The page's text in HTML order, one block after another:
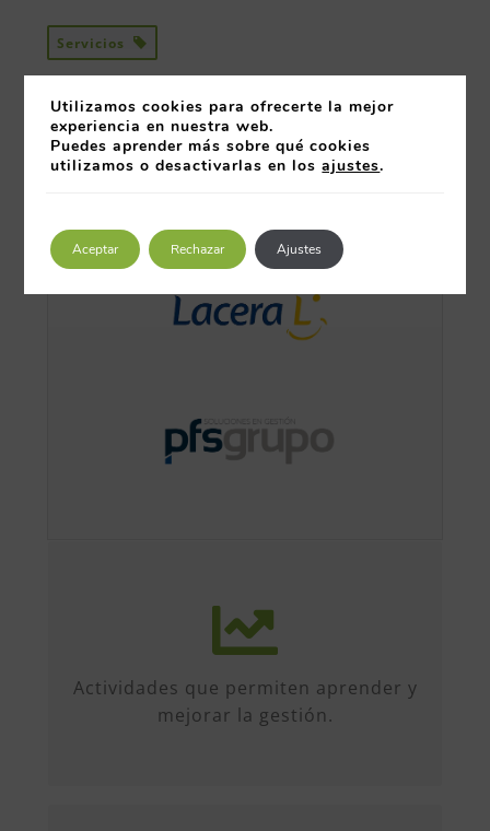
Servicios
Actividades que permiten aprender y
mejorar la gestión.
Más de 50 iniciativas anuales de
formato diverso, sobre múltiples
formación, etc...
Utilizamos cookies para ofrecerte la mejor
experiencia en nuestra web.
Puedes aprender más sobre qué cookies
utilizamos o desactivarlas en losajustes.
Aceptar Rechazar Ajustes